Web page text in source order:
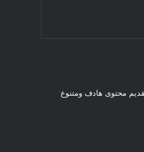
محتوى هادف ومتنوع